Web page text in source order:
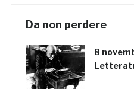
Da non perdere
8